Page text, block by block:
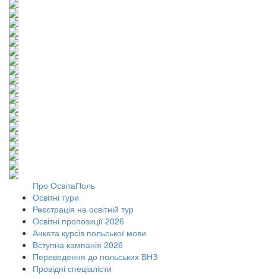
Про ОсвітаПоль
Освітні тури
Реєстрація на освітній тур
Освітні пропозиції 2026
Анкета курсів польської мови
Вступна кампанія 2026
Переведення до польських ВНЗ
Провідні спеціалісти